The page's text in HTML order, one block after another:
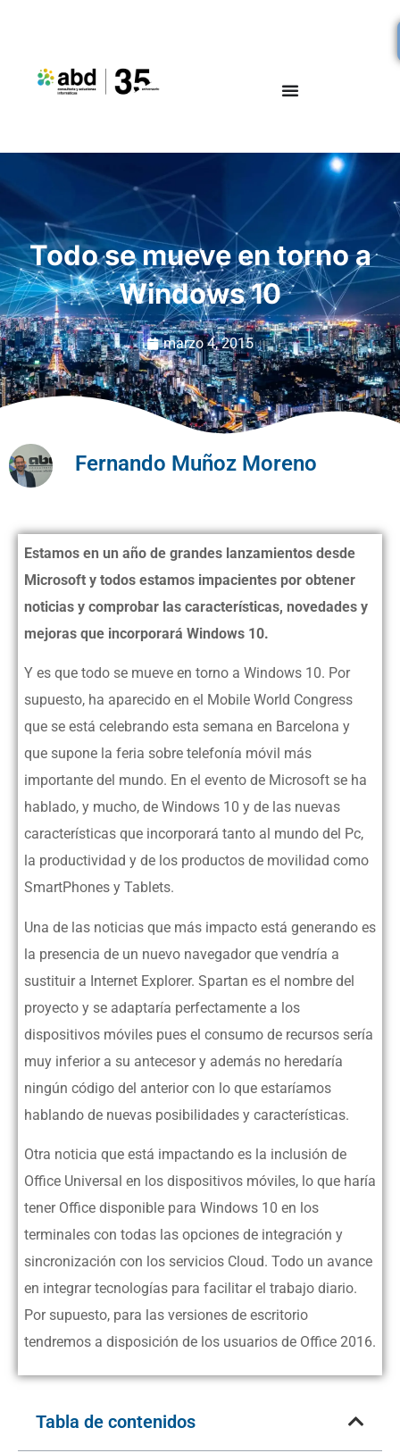
Todo se mueve en torno a
Windows 10
marzo 4, 2015
Fernando Muñoz Moreno
Estamos en un año de grandes lanzamientos desde
Microsoft y todos estamos impacientes por obtener
noticias y comprobar las características, novedades y
mejoras que incorporará Windows 10.
Y es que todo se mueve en torno a Windows 10. Por
supuesto, ha aparecido en el Mobile World Congress
que se está celebrando esta semana en Barcelona y
que supone la feria sobre telefonía móvil más
importante del mundo. En el evento de Microsoft se ha
hablado, y mucho, de Windows 10 y de las nuevas
características que incorporará tanto al mundo del Pc,
la productividad y de los productos de movilidad como
SmartPhones y Tablets.
Una de las noticias que más impacto está generando es
la presencia de un nuevo navegador que vendría a
sustituir a Internet Explorer. Spartan es el nombre del
proyecto y se adaptaría perfectamente a los
dispositivos móviles pues el consumo de recursos sería
muy inferior a su antecesor y además no heredaría
ningún código del anterior con lo que estaríamos
hablando de nuevas posibilidades y características.
Otra noticia que está impactando es la inclusión de
Office Universal en los dispositivos móviles, lo que haría
tener Office disponible para Windows 10 en los
terminales con todas las opciones de integración y
sincronización con los servicios Cloud. Todo un avance
en integrar tecnologías para facilitar el trabajo diario.
Por supuesto, para las versiones de escritorio
tendremos a disposición de los usuarios de Office 2016.
Tabla de contenidos